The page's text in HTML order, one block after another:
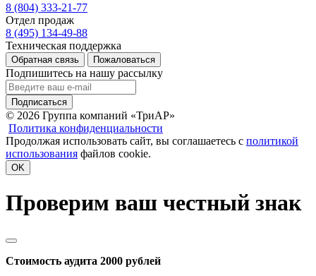
8 (804) 333-21-77
Отдел продаж
8 (495) 134-49-88
Техническая поддержка
Обратная связь Пожаловаться
Подпишитесь на нашу рассылку
Подписаться
© 2026 Группа компаний «ТриАР»
Политика конфиденциальности
Продолжая использовать сайт, вы соглашаетесь с политикой
использования файлов cookie.
OK
Проверим ваш честный знак
Стоимость аудита 2000 рублей